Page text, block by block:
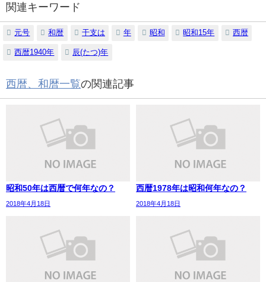
関連キーワード
元号 和暦 干支は 年 昭和 昭和15年 西暦
西暦1940年 辰(たつ)年
西暦、和暦一覧の関連記事
昭和50年は西暦で何年なの？
2018年4月18日
西暦1978年は昭和何年なの？
2018年4月18日